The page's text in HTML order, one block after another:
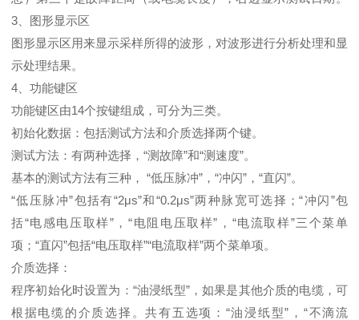
3、图形显示区
图形显示区用来显示采样所得的波形，对波形进行分析处理和显
示处理结果。
4、功能键区
功能键区由14个按键组成，可分为三类。
初始化数据：包括测试方法和介质选择两个键。
测试方法：有两种选择，“测故障”和“测速度”。
基本的测试方法有三种， “低压脉冲”，“冲闪”，“直闪”。
“低压脉冲”包括有“2μs”和“0.2μs”两种脉宽可选择；“冲闪”包
括“电感电压取样”，“电阻电压取样”，“电流取样”三个菜单
项；“直闪”包括“电压取样”“电流取样”两个菜单项。
介质选择：
程序初始化时设置为：“油浸纸型”，如果是其他介质的电缆，可
根据电缆的介质选择。共有五选项：“油浸纸型”，“不滴流